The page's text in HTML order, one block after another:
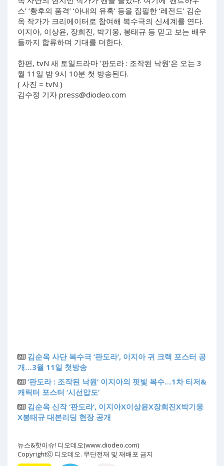
스’ ‘황후의 품격’ ‘아내의 유혹’ 등을 집필한 ‘레전드’ 김순
옥 작가가 크리에이터로 참여해 복수극의 신세계를 연다.
이지아, 이상윤, 장희진, 박기웅, 봉태규 등 믿고 보는 배우
들까지 합류하며 기대를 더한다.
한편, tvN 새 토일드라마 ‘판도라 : 조작된 낙원’은 오는 3
월 11일 밤 9시 10분 첫 방송된다.
( 사진 = tvN )
김수정 기자 press@diodeo.com
김순옥 사단 복수극 ‘판도라’, 이지아 귀 크랙 포스터 공
개…3월 11일 첫방송
‘판도라 : 조작된 낙원’ 이지아의 핏빛 복수…1차 티저&
캐릭터 포스터 ‘시선압도’
김순옥 신작 ‘판도라’, 이지아X이상윤X장희진X박기웅
X봉태규 대본리딩 현장 공개
뉴스&핫이슈! 디오데오(www.diodeo.com)
Copyrightⓒ 디오데오. 무단전재 및 재배포 금지